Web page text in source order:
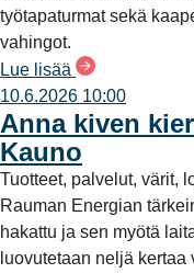
työtapaturmat sekä
vahingot.
Lue lisää
10.6.2026 10:00
Anna kiven
Kauno
Tuotteet, palvelut, värit,
Rauman Energian
hakattu ja sen myötä
luovutetaan neljä